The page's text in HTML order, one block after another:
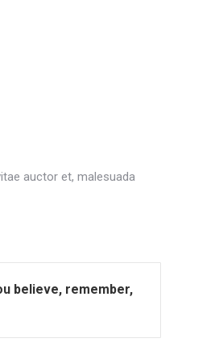
auctor et, malesuada
believe, remember,